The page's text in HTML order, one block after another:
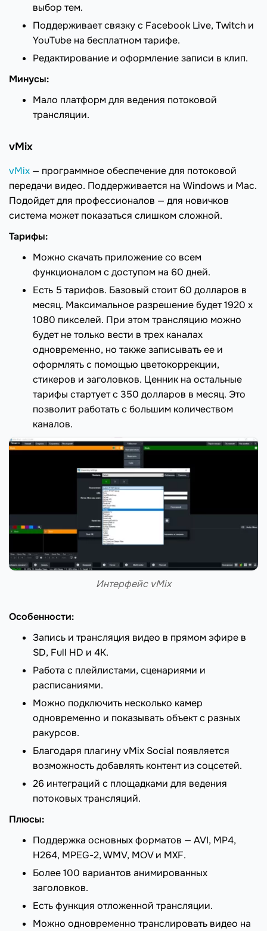
выбор тем.
Поддерживает связку с Facebook Live, Twitch и
YouTube на бесплатном тарифе.
Редактирование и оформление записи в клип.
Минусы:
Мало платформ для ведения потоковой
трансляции.
vMix
vMix — программное обеспечение для потоковой
передачи видео. Поддерживается на Windows и Mac.
Подойдет для профессионалов — для новичков
система может показаться слишком сложной.
Тарифы:
Можно скачать приложение со всем
функционалом с доступом на 60 дней.
Есть 5 тарифов. Базовый стоит 60 долларов в
месяц. Максимальное разрешение будет 1920 х
1080 пикселей. При этом трансляцию можно
будет не только вести в трех каналах
одновременно, но также записывать ее и
оформлять с помощью цветокоррекции,
стикеров и заголовков. Ценник на остальные
тарифы стартует с 350 долларов в месяц. Это
позволит работать с большим количеством
каналов.
Интерфейс vMix
Особенности:
Запись и трансляция видео в прямом эфире в
SD, Full HD и 4K.
Работа с плейлистами, сценариями и
расписаниями.
Можно подключить несколько камер
одновременно и показывать объект с разных
ракурсов.
Благодаря плагину vMix Social появляется
возможность добавлять контент из соцсетей.
26 интеграций с площадками для ведения
потоковых трансляций.
Плюсы:
Поддержка основных форматов — AVI, MP4,
H264, MPEG-2, WMV, MOV и MXF.
Более 100 вариантов анимированных
заголовков.
Есть функция отложенной трансляции.
Можно одновременно транслировать видео на